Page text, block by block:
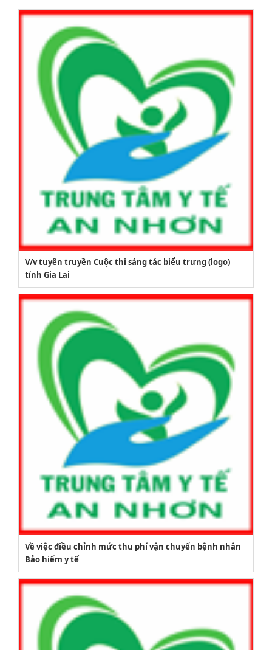
V/v tuyên truyền Cuộc thi sáng tác biểu trưng (logo)
tỉnh Gia Lai
Về việc điều chỉnh mức thu phí vận chuyển bệnh nhân
Bảo hiểm y tế